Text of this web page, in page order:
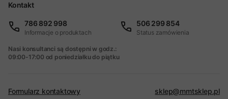
Kontakt
786 892 998
Informacje o produktach
506 299 854
Status zamówienia
Nasi konsultanci są dostępni w godz.:
09:00-17:00 od poniedziałku do piątku
Formularz kontaktowy sklep@mmtsklep.pl